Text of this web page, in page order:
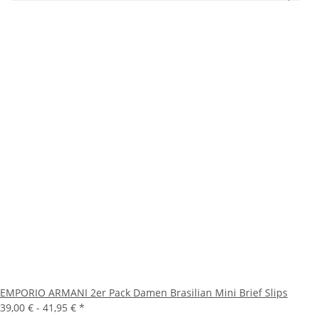
EMPORIO ARMANI 2er Pack Damen Brasilian Mini Brief Slips
39,00 € - 41,95 € *